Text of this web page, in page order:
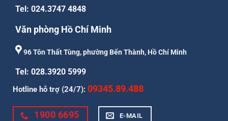
Tel: 024.3747 4848
Văn phòng Hồ Chí Minh
96 Tôn Thất Tùng, phường Bến Thành, Hồ Chí Minh
Tel: 028.3920 5999
Hotline hỗ trợ (24/7): 09345.89.488
1900 6695 E-MAIL